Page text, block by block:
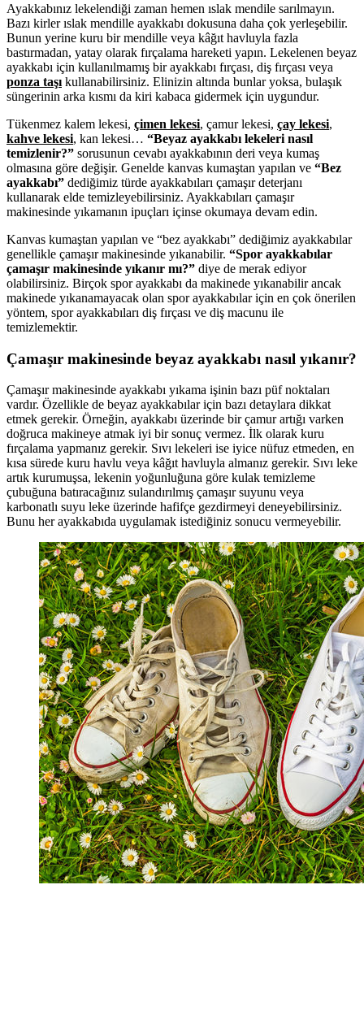
Ayakkabınız lekelendiği zaman hemen ıslak mendile sarılmayın.
Bazı kirler ıslak mendille ayakkabı dokusuna daha çok yerleşebilir.
Bunun yerine kuru bir mendille veya kâğıt havluyla fazla
bastırmadan, yatay olarak fırçalama hareketi yapın. Lekelenen beyaz
ayakkabı için kullanılmamış bir ayakkabı fırçası, diş fırçası veya
ponza taşı kullanabilirsiniz. Elinizin altında bunlar yoksa, bulaşık
süngerinin arka kısmı da kiri kabaca gidermek için uygundur.
Tükenmez kalem lekesi, çimen lekesi, çamur lekesi, çay lekesi,
kahve lekesi, kan lekesi… “Beyaz ayakkabı lekeleri nasıl
temizlenir?” sorusunun cevabı ayakkabının deri veya kumaş
olmasına göre değişir. Genelde kanvas kumaştan yapılan ve “Bez
ayakkabı” dediğimiz türde ayakkabıları çamaşır deterjanı
kullanarak elde temizleyebilirsiniz. Ayakkabıları çamaşır
makinesinde yıkamanın ipuçları içinse okumaya devam edin.
Kanvas kumaştan yapılan ve “bez ayakkabı” dediğimiz ayakkabılar
genellikle çamaşır makinesinde yıkanabilir. “Spor ayakkabılar
çamaşır makinesinde yıkanır mı?” diye de merak ediyor
olabilirsiniz. Birçok spor ayakkabı da makinede yıkanabilir ancak
makinede yıkanamayacak olan spor ayakkabılar için en çok önerilen
yöntem, spor ayakkabıları diş fırçası ve diş macunu ile
temizlemektir.
Çamaşır makinesinde beyaz ayakkabı nasıl yıkanır?
Çamaşır makinesinde ayakkabı yıkama işinin bazı püf noktaları
vardır. Özellikle de beyaz ayakkabılar için bazı detaylara dikkat
etmek gerekir. Örneğin, ayakkabı üzerinde bir çamur artığı varken
doğruca makineye atmak iyi bir sonuç vermez. İlk olarak kuru
fırçalama yapmanız gerekir. Sıvı lekeleri ise iyice nüfuz etmeden, en
kısa sürede kuru havlu veya kâğıt havluyla almanız gerekir. Sıvı leke
artık kurumuşsa, lekenin yoğunluğuna göre kulak temizleme
çubuğuna batıracağınız sulandırılmış çamaşır suyunu veya
karbonatlı suyu leke üzerinde hafifçe gezdirmeyi deneyebilirsiniz.
Bunu her ayakkabıda uygulamak istediğiniz sonucu vermeyebilir.